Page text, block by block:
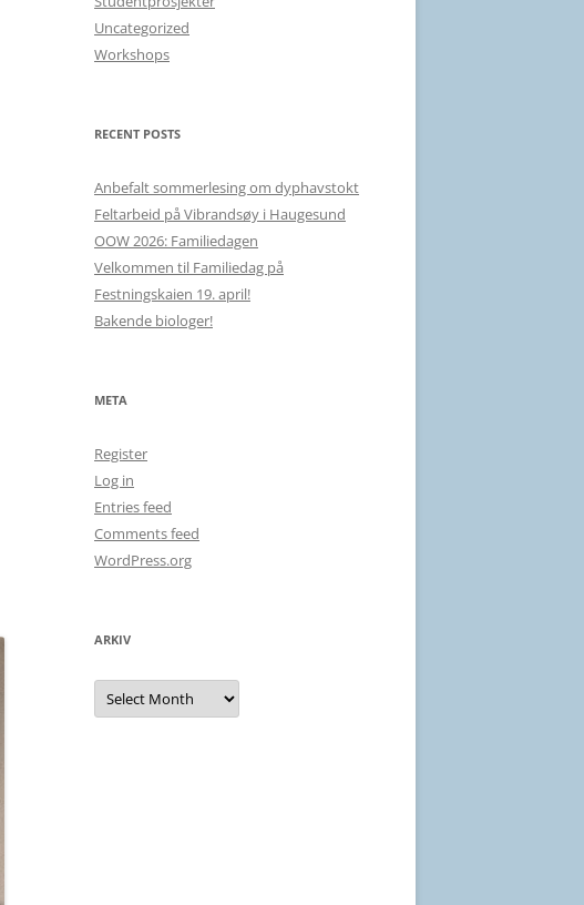
Uncategorized
Workshops
RECENT POSTS
Anbefalt sommerlesing om dyphavstokt
Feltarbeid på Vibrandsøy i Haugesund
OOW 2026: Familiedagen
Velkommen til Familiedag på
Festningskaien 19. april!
Bakende biologer!
META
Register
Log in
Entries feed
Comments feed
WordPress.org
ARKIV
Arkiv